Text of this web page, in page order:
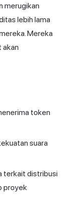
merugikan
lebih lama
Mereka
akan
token
suara
terkait distribusi
proyek